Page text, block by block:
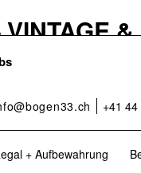
+41
+ Aufbewahrung
&
unserer
ihr das
bei uns